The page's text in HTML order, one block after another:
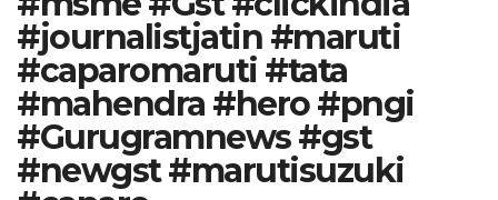
#journalistjatin #maruti
#caparomaruti #tata
#mahendra #hero #pngi
#Gurugramnews #gst
#newgst #marutisuzuki